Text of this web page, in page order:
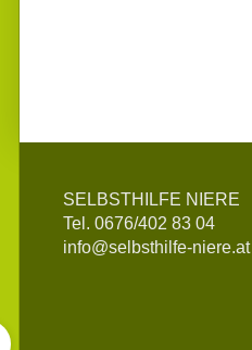
SELBSTHILFE NIERE
Tel. 0676/402 83 04
info@selbsthilfe-niere.at